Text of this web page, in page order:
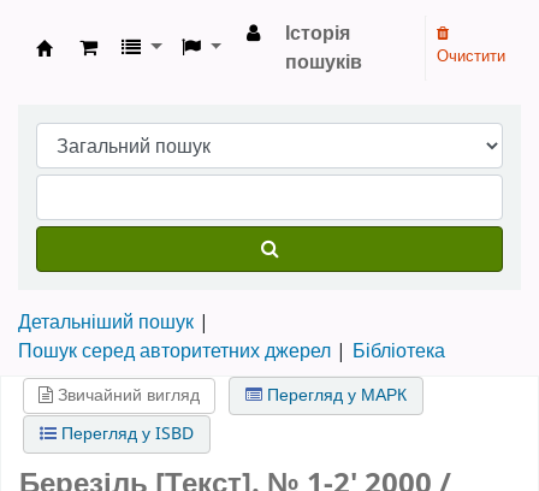
Бібліотека НТШ › Електронний каталог
Історія
пошуків
Очистити
Детальніший пошук
Пошук серед авторитетних джерел
Бібліотека
Звичайний вигляд
Перегляд у МАРК
Перегляд у ISBD